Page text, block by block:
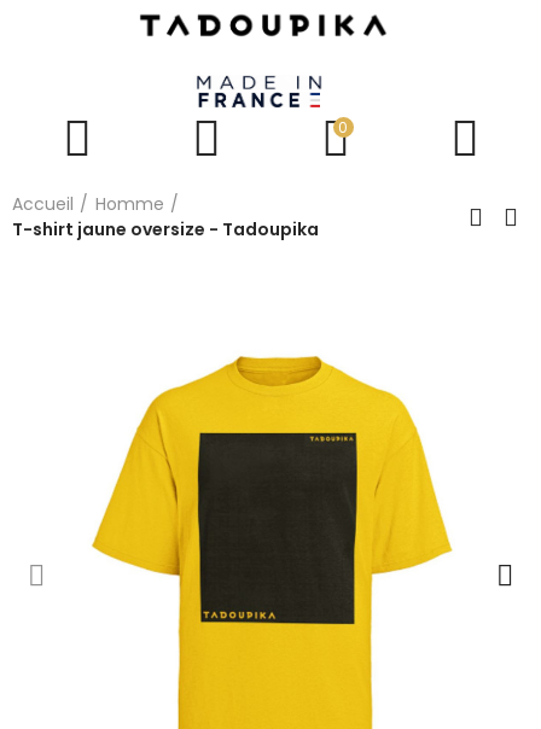
0
Accueil
Homme
T-shirt jaune oversize - Tadoupika